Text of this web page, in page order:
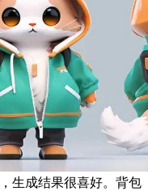
生成结果很喜好。背包